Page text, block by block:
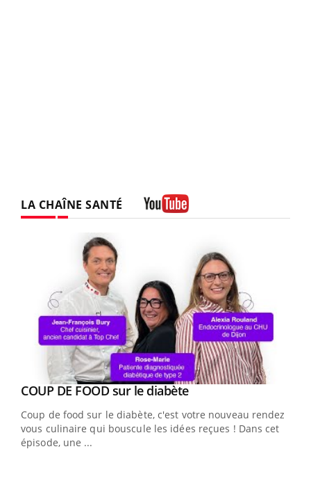
LA CHAÎNE SANTÉ
Youtube
COUP DE FOOD sur le diabèteYoutube
Coup de food sur le diabète, c'est votre nouveau rendez-
vous culinaire qui bouscule les idées reçues ! Dans cet
épisode, une ...